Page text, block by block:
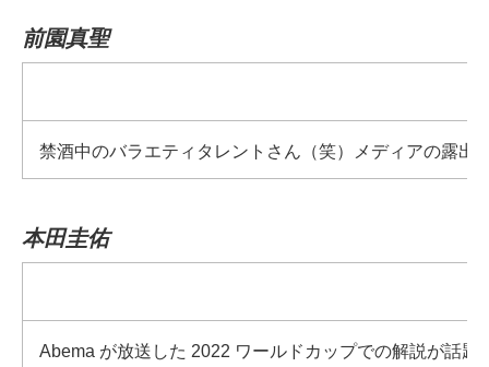
前園真聖
禁酒中のバラエティタレントさん（笑）メディアの露
本田圭佑
Abema が放送した 2022 ワールドカップでの解説が話